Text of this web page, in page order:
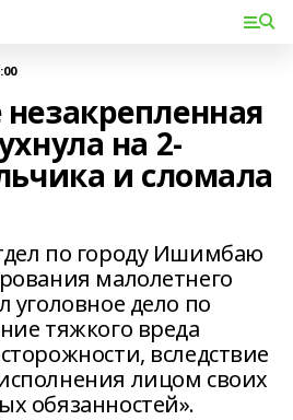
на 2-
и сломала
по городу Ишимбаю
малолетнего
уголовное дело по
тяжкого вреда
вследствие
лицом своих
обязанностей».